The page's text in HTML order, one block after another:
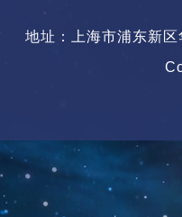
地址：上海市浦东新